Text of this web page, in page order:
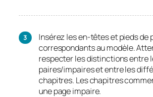
Insérez les en-têtes et pieds de
correspondants au modèle.
respecter les distinctions entre
paires/impaires et entre les
chapitres. Les chapitres
une page impaire.